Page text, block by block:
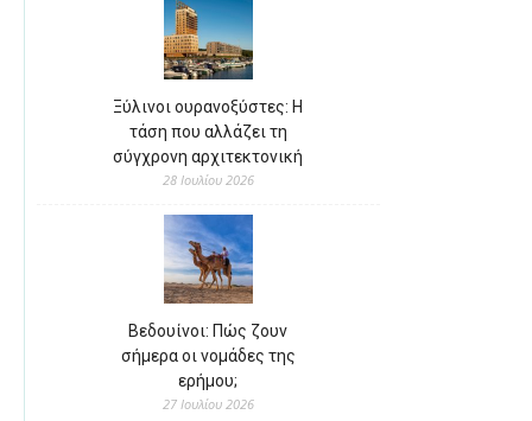
Ξύλινοι ουρανοξύστες: Η
τάση που αλλάζει τη
σύγχρονη αρχιτεκτονική
28 Ιουλίου 2026
Βεδουίνοι: Πώς ζουν
σήμερα οι νομάδες της
ερήμου;
27 Ιουλίου 2026